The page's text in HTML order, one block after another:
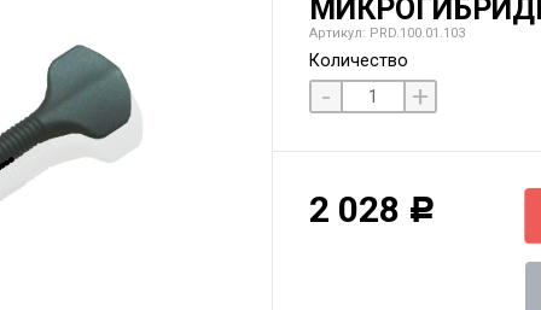
Артикул: PRD.100.01.103
Количество
- +
2 028 Р